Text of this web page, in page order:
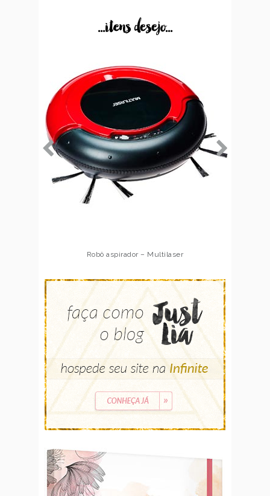
...itens desejo...
Robô aspirador – Multilaser